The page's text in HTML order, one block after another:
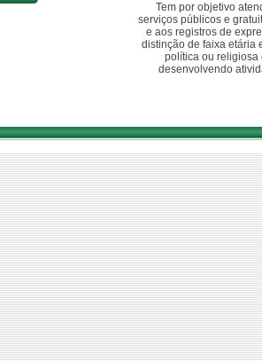
Tem por objetivo
serviços públicos e
e aos registros de
distinção de faixa etária
política ou religiosa
desenvolvendo